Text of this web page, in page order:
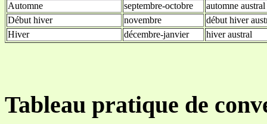
Automne
septembre-octobre
automne austral
Début hiver
novembre
début hiver
Hiver
décembre-janvier hiver austral
Tableau pratique de